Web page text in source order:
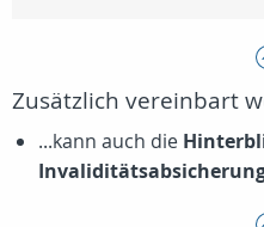
Zusätzlich vereinbart
...kann auch die